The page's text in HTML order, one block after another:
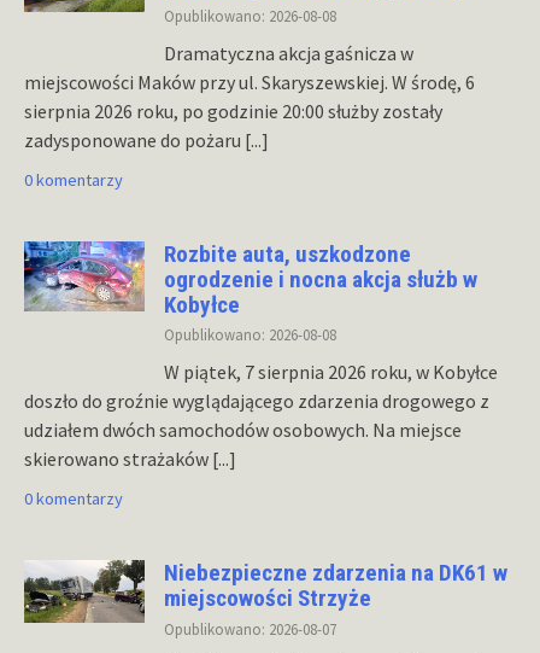
Opublikowano: 2026-08-08
Dramatyczna akcja gaśnicza w
miejscowości Maków przy ul. Skaryszewskiej. W środę, 6
sierpnia 2026 roku, po godzinie 20:00 służby zostały
zadysponowane do pożaru [...]
0 komentarzy
Rozbite auta, uszkodzone
ogrodzenie i nocna akcja służb w
Kobyłce
Opublikowano: 2026-08-08
W piątek, 7 sierpnia 2026 roku, w Kobyłce
doszło do groźnie wyglądającego zdarzenia drogowego z
udziałem dwóch samochodów osobowych. Na miejsce
skierowano strażaków [...]
0 komentarzy
Niebezpieczne zdarzenia na DK61 w
miejscowości Strzyże
Opublikowano: 2026-08-07